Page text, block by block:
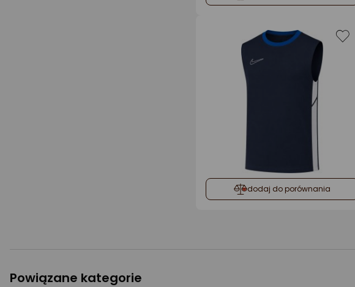
dodaj do porównania
Powiązane kategorie